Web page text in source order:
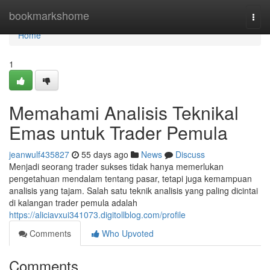
bookmarkshome
Home
Home
1
Memahami Analisis Teknikal
Emas untuk Trader Pemula
jeanwulf435827 55 days ago News
Discuss
Menjadi seorang trader sukses tidak hanya memerlukan
pengetahuan mendalam tentang pasar, tetapi juga kemampuan
analisis yang tajam. Salah satu teknik analisis yang paling dicintai
di kalangan trader pemula adalah
https://aliciavxui341073.digitollblog.com/profile
Comments
Who Upvoted
Comments